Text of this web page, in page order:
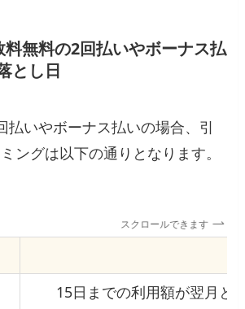
無料の2回払いやボーナス払
とし日
払いやボーナス払いの場合、引
ングは以下の通りとなります。
スクロールできます
15日までの利用額が翌月と